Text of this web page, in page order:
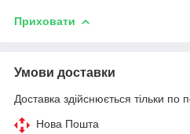
Приховати
Умови доставки
Доставка здійснюється тільки по
Нова Пошта